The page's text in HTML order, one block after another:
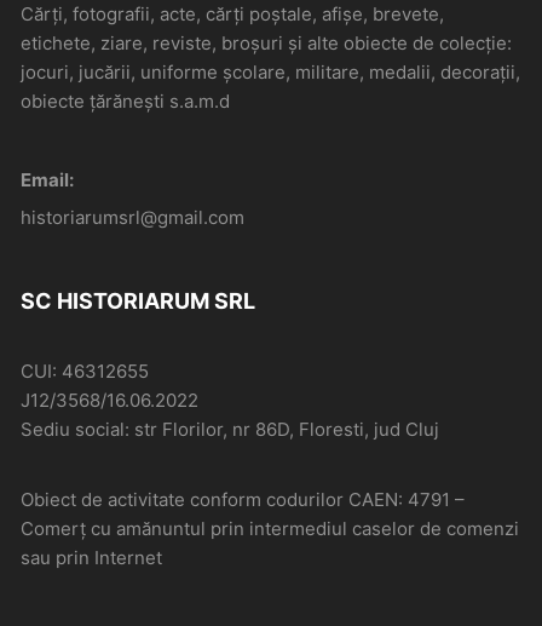
Cărți, fotografii, acte, cărți poștale, afișe, brevete,
etichete, ziare, reviste, broșuri și alte obiecte de colecție:
jocuri, jucării, uniforme școlare, militare, medalii, decorații,
obiecte țărănești s.a.m.d
Email:
historiarumsrl@gmail.com
SC HISTORIARUM SRL
CUI: 46312655
J12/3568/16.06.2022
Sediu social: str Florilor, nr 86D, Floresti, jud Cluj
Obiect de activitate conform codurilor CAEN: 4791 –
Comerţ cu amănuntul prin intermediul caselor de comenzi
sau prin Internet